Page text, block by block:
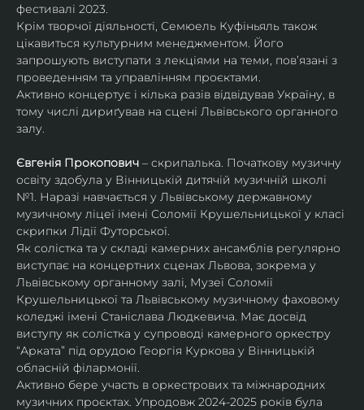
фестивалі 2023.
Крім творчої діяльності, Семюель Куфіньяль також
цікавиться культурним менеджментом. Його
запрошують виступати з лекціями на теми, пов’язані з
проведенням та управлінням проєктами.
Активно концертує і кілька разів відвідував Україну, в
тому числі дириґував на сцені Львівського органного
залу.
Євгенія Прокопович – скрипалька. Початкову музичну
освіту здобула у Вінницькій дитячій музичній школі
№1. Наразі навчається у Львівському державному
музичному ліцеї імені Соломії Крушельницької у класі
скрипки Лідії Футорської.
Як солістка та у складі камерних ансамблів регулярно
виступає на концертних сценах Львова, зокрема у
Львівському органному залі, Музеї Соломії
Крушельницької та Львівському музичному фаховому
коледжі імені Станіслава Людкевича. Має досвід
виступу як солістка у супроводі камерного оркестру
“Арката” під орудою Георгія Куркова у Вінницькій
обласній філармонії.
Активно бере участь в оркестрових та міжнародних
музичних проєктах. Упродовж 2024-2025 років була